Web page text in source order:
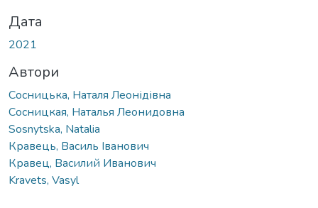
Дата
2021
Автори
Сосницька, Наталя Леонідівна
Сосницкая, Наталья Леонидовна
Sosnytska, Natalia
Кравець, Василь Іванович
Кравец, Василий Иванович
Kravets, Vasyl